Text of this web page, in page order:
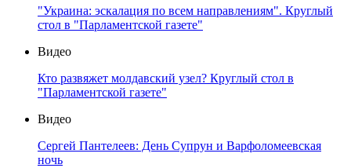
"Украина: эскалация по всем направлениям". Круглый
стол в "Парламентской газете"
Видео
Кто развяжет молдавский узел? Круглый стол в
"Парламентской газете"
Видео
Сергей Пантелеев: День Супрун и Варфоломеевская
ночь